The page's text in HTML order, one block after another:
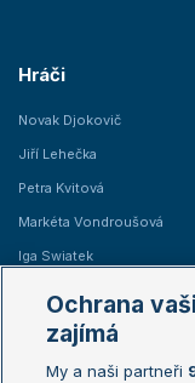
Hráči
Novak Djokovič
Jiří Lehečka
Petra Kvitová
Markéta Vondroušová
Iga Swiatek
Žebříčky
Žebříček ATP (muži)
Ochrana
zajímá
My a naši partneři